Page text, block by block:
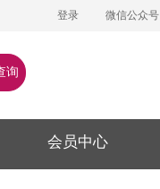
登录 微信公众号
询
会员中心